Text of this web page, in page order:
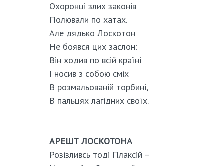
Охоронці злих законів
Полювали по хатах.
Але дядько Лоскотон
Не боявся цих заслон:
Він ходив по всій країні
І носив з собою сміх
В розмальованій торбині,
В пальцях лагідних своїх.
АРЕШТ ЛОСКОТОНА
Розізливсь тоді Плаксій –